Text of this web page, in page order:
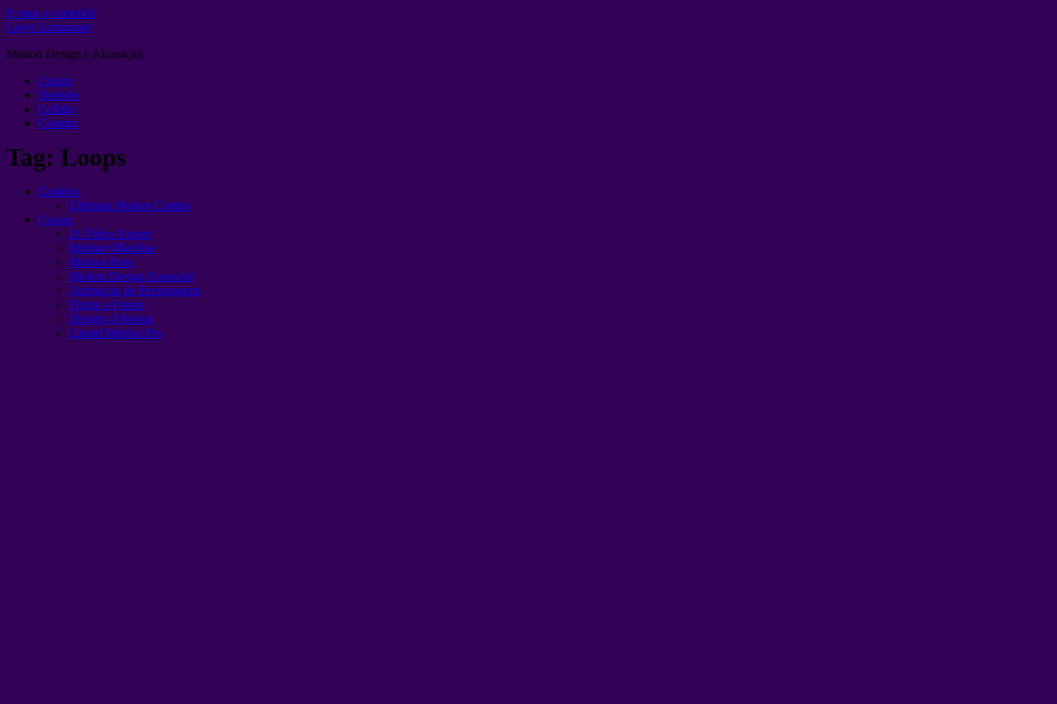
Ir para o conteúdo
Layer Lemonade
Motion Design e Animação
Cursos
Youtube
Collabs
Contato
Tag: Loops
Combos
Ultimate Motion Combo
Cursos
IA Video Expert
Motion+Machine
Motion Boss
Motion Design Essencial
Animação de Personagens
Frame a Frame
Design 4 Motion
Liquid Motion Pro